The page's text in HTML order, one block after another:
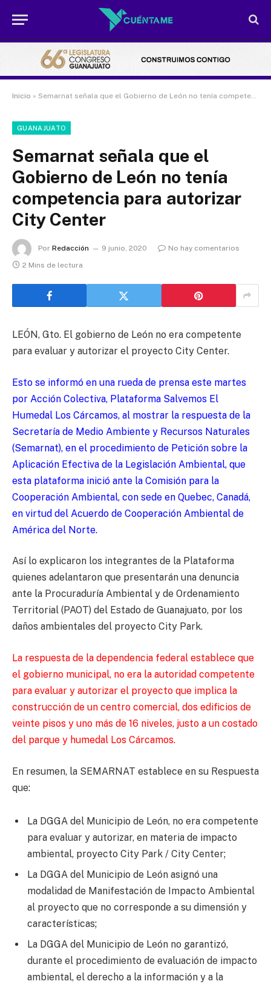
Inicio » Semarnat señala que el Gobierno de León no tenía competencia para autorizar City Center
GUANAJUATO
Semarnat señala que el
Gobierno de León no tenía
competencia para autorizar
City Center
Por Redacción 9 junio, 2020
No hay comentarios
2 Mins de lectura
LEÓN, Gto. El gobierno de León no era competente
para evaluar y autorizar el proyecto City Center.
Esto se informó en una rueda de prensa este martes
por Acción Colectiva, Plataforma Salvemos El
Humedal Los Cárcamos, al mostrar la respuesta de la
Secretaría de Medio Ambiente y Recursos Naturales
(Semarnat), en el procedimiento de Petición sobre la
Aplicación Efectiva de la Legislación Ambiental, que
esta plataforma inició ante la Comisión para la
Cooperación Ambiental, con sede en Quebec, Canadá,
en virtud del Acuerdo de Cooperación Ambiental de
América del Norte.
Así lo explicaron los integrantes de la Plataforma
quienes adelantaron que presentarán una denuncia
ante la Procuraduría Ambiental y de Ordenamiento
Territorial (PAOT) del Estado de Guanajuato, por los
daños ambientales del proyecto City Park.
La respuesta de la dependencia federal establece que
el gobierno municipal, no era la autoridad competente
para evaluar y autorizar el proyecto que implica la
construcción de un centro comercial, dos edificios de
veinte pisos y uno más de 16 niveles, justo a un costado
del parque y humedal Los Cárcamos.
En resumen, la SEMARNAT establece en su Respuesta
que:
La DGGA del Municipio de León, no era competente
para evaluar y autorizar, en materia de impacto
ambiental, proyecto City Park / City Center;
La DGGA del Municipio de León asignó una
modalidad de Manifestación de Impacto Ambiental
al proyecto que no corresponde a su dimensión y
características;
La DGGA del Municipio de León no garantizó,
durante el procedimiento de evaluación de impacto
ambiental, el derecho a la información y a la